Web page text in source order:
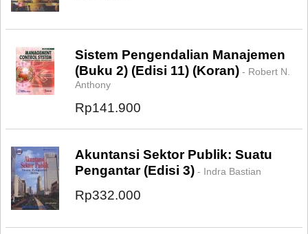
Sistem Pengendalian Manajemen
(Buku 2) (Edisi 11) (Koran) - Robert N.
Anthony
Rp141.900
Akuntansi Sektor Publik: Suatu
Pengantar (Edisi 3) - Indra Bastian
Rp332.000